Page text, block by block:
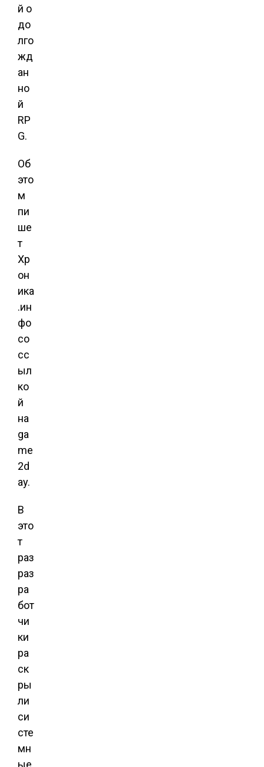
й о
до
лго
жд
ан
но
й
RP
G.
Об
это
м
пи
ше
т
Хр
он
ика
.ин
фо
со
сс
ыл
ко
й
на
ga
me
2d
ay.
В
это
т
раз
раз
ра
бот
чи
ки
ра
ск
ры
ли
си
сте
мн
ые